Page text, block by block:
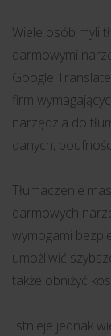
Wiele osób myli
darmowymi
Google
firm
narzędzia do
danych,
Tłumaczenie
darmowych
wymogami
umożliwić
także obniżyć
Istnieje jednak